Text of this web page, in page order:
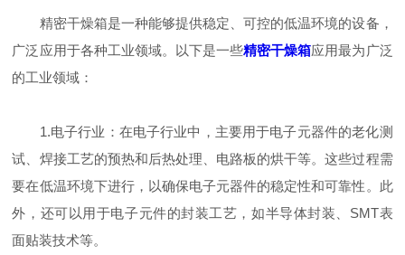
精密干燥箱是一种能够提供稳定、可控的低温环境的设备，
广泛应用于各种工业领域。以下是一些精密干燥箱应用最为广泛
的工业领域：
1.电子行业：在电子行业中，主要用于电子元器件的老化测
试、焊接工艺的预热和后热处理、电路板的烘干等。这些过程需
要在低温环境下进行，以确保电子元器件的稳定性和可靠性。此
外，还可以用于电子元件的封装工艺，如半导体封装、SMT表
面贴装技术等。